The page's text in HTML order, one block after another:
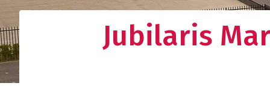
Uw allround logistiek dienstverlener met
beste logistieke oplossing voor uw
Jubilaris